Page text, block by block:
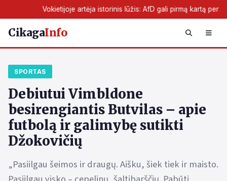
artėja istorinis lūžis: AfD gali pirmą kartą perimti žemės valdžią
CikagaInfo
SPORTAS
Debiutui Vimbldone
besirengiantis Butvilas – apie
futbolą ir galimybę sutikti
Džokovičių
„Pasiilgau šeimos ir draugų. Aišku, šiek tiek ir maisto.